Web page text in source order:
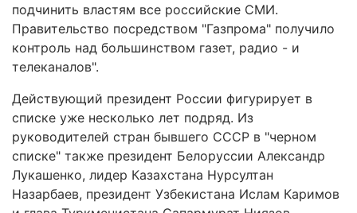
подчинить властям все российские СМИ.
Правительство посредством "Газпрома" получило
контроль над большинством газет, радио - и
телеканалов".
Действующий президент России фигурирует в
списке уже несколько лет подряд. Из
руководителей стран бывшего СССР в "черном
списке" также президент Белоруссии Александр
Лукашенко, лидер Казахстана Нурсултан
Назарбаев, президент Узбекистана Ислам Каримов